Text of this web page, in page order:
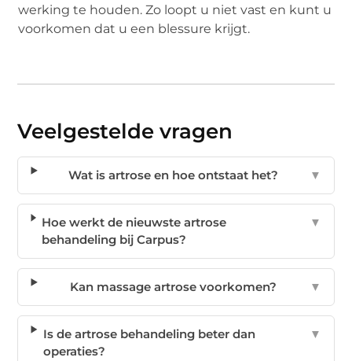
werking te houden. Zo loopt u niet vast en kunt u
voorkomen dat u een blessure krijgt.
Veelgestelde vragen
Wat is artrose en hoe ontstaat het? ▼
Hoe werkt de nieuwste artrose
behandeling bij Carpus?
▼
Kan massage artrose voorkomen? ▼
Is de artrose behandeling beter dan
operaties?
▼